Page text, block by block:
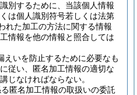
別するために、当該個人情報
は個人識別符号若しくは法第
れた加工の方法に関する情報
情報を他の情報と照合しては
えいを防止するために必要なも
従い、匿名加工情報の適切な
じなければならない。
匿名加工情報の取扱いの委託